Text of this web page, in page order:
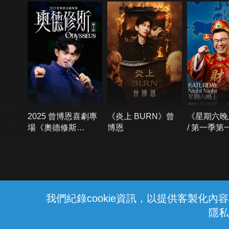
我們紀錄cookie資訊，以提供客製化內
隱
2025 曾博恩喜劇專
場《奧德修斯
《炎上 BURN》曾
博恩
《星期六
/ 第一季第